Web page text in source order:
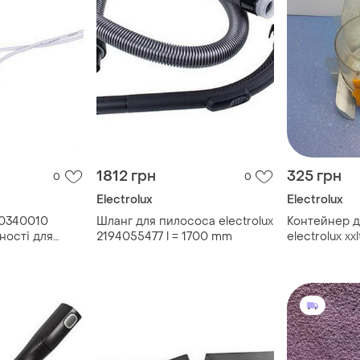
0
для
1812 грн 0
Electrolux
Шланг для пилососа electrolux
2194055477 l = 1700 mm
325 грн
Electrolux
Контейнер
electrolux